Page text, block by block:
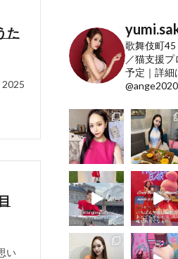
た
い
歌舞伎町
／猫支援
予定｜詳